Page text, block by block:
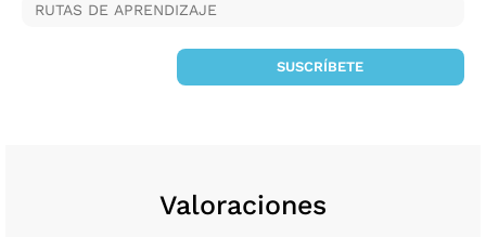
RUTAS DE APRENDIZAJE
SUSCRÍBETE
Valoraciones